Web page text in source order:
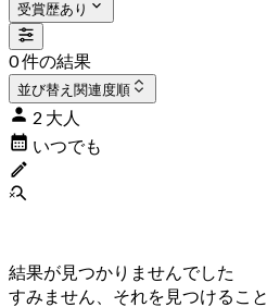
受賞歴あり
0 件の結果
並び替え 関連度順
2 大人
いつでも
結果が見つかりませんでした
すみません、それを見つけること